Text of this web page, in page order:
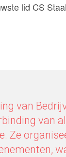
lid CS Staal
van
van
Ze